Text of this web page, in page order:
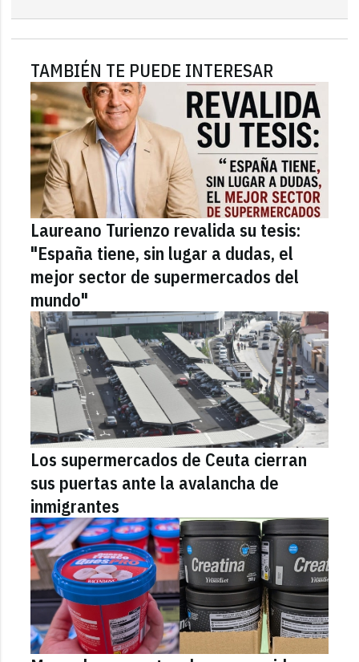
TAMBIÉN TE PUEDE INTERESAR
Laureano Turienzo revalida su tesis:
"España tiene, sin lugar a dudas, el
mejor sector de supermercados del
mundo"
Los supermercados de Ceuta cierran
sus puertas ante la avalancha de
inmigrantes